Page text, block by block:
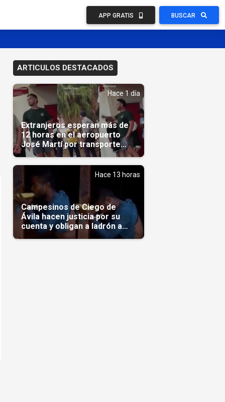
APP GRATIS BUSCAR
ARTICULOS DESTACADOS
Hace 1 día
Extranjeros esperan más de
12 horas en el aeropuerto
José Martí por transporte
reservado semanas
antes(Video)
Hace 13 horas
Campesinos de Ciego de
Ávila hacen justicia por su
cuenta y obligan a ladrón a
comerse el maíz robado